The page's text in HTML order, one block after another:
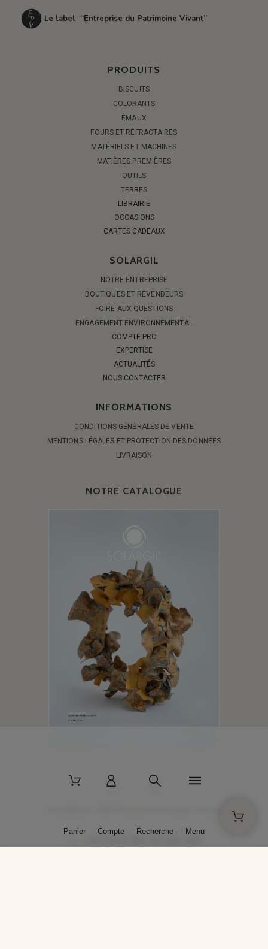
Le label “Entreprise du Patrimoine Vivant”
PRODUITS
BISCUITS
COLORANTS
ÉMAUX
FOURS ET RÉFRACTAIRES
MATÉRIELS ET MACHINES
MATIÈRES PREMIÈRES
OUTILS
TERRES
LIBRAIRIE
OCCASIONS
CARTES CADEAUX
SOLARGIL
NOTRE ENTREPRISE
BOUTIQUES ET REVENDEURS
FOIRE AUX QUESTIONS
ENGAGEMENT ENVIRONNEMENTAL
COMPTE PRO
EXPERTISE
ACTUALITÉS
NOUS CONTACTER
INFORMATIONS
CONDITIONS GÉNÉRALES DE VENTE
MENTIONS LÉGALES ET PROTECTION DES DONNÉES
LIVRAISON
NOTRE CATALOGUE
+33 (0)3 86 45 50 00
Panier Compte Recherche Menu